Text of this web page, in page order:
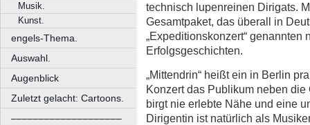
Musik.
Kunst.
engels-Thema.
Auswahl.
Augenblick
Zuletzt gelacht: Cartoons.
––––––––––––––––––––
technisch lupenreinen Dirigats.
Gesamtpaket, das überall in
„Expeditionskonzert“
Erfolgsgeschichten.
„Mittendrin“ heißt ein in Berlin
Konzert das Publikum neben
birgt nie erlebte Nähe und eine
Dirigentin ist natürlich als